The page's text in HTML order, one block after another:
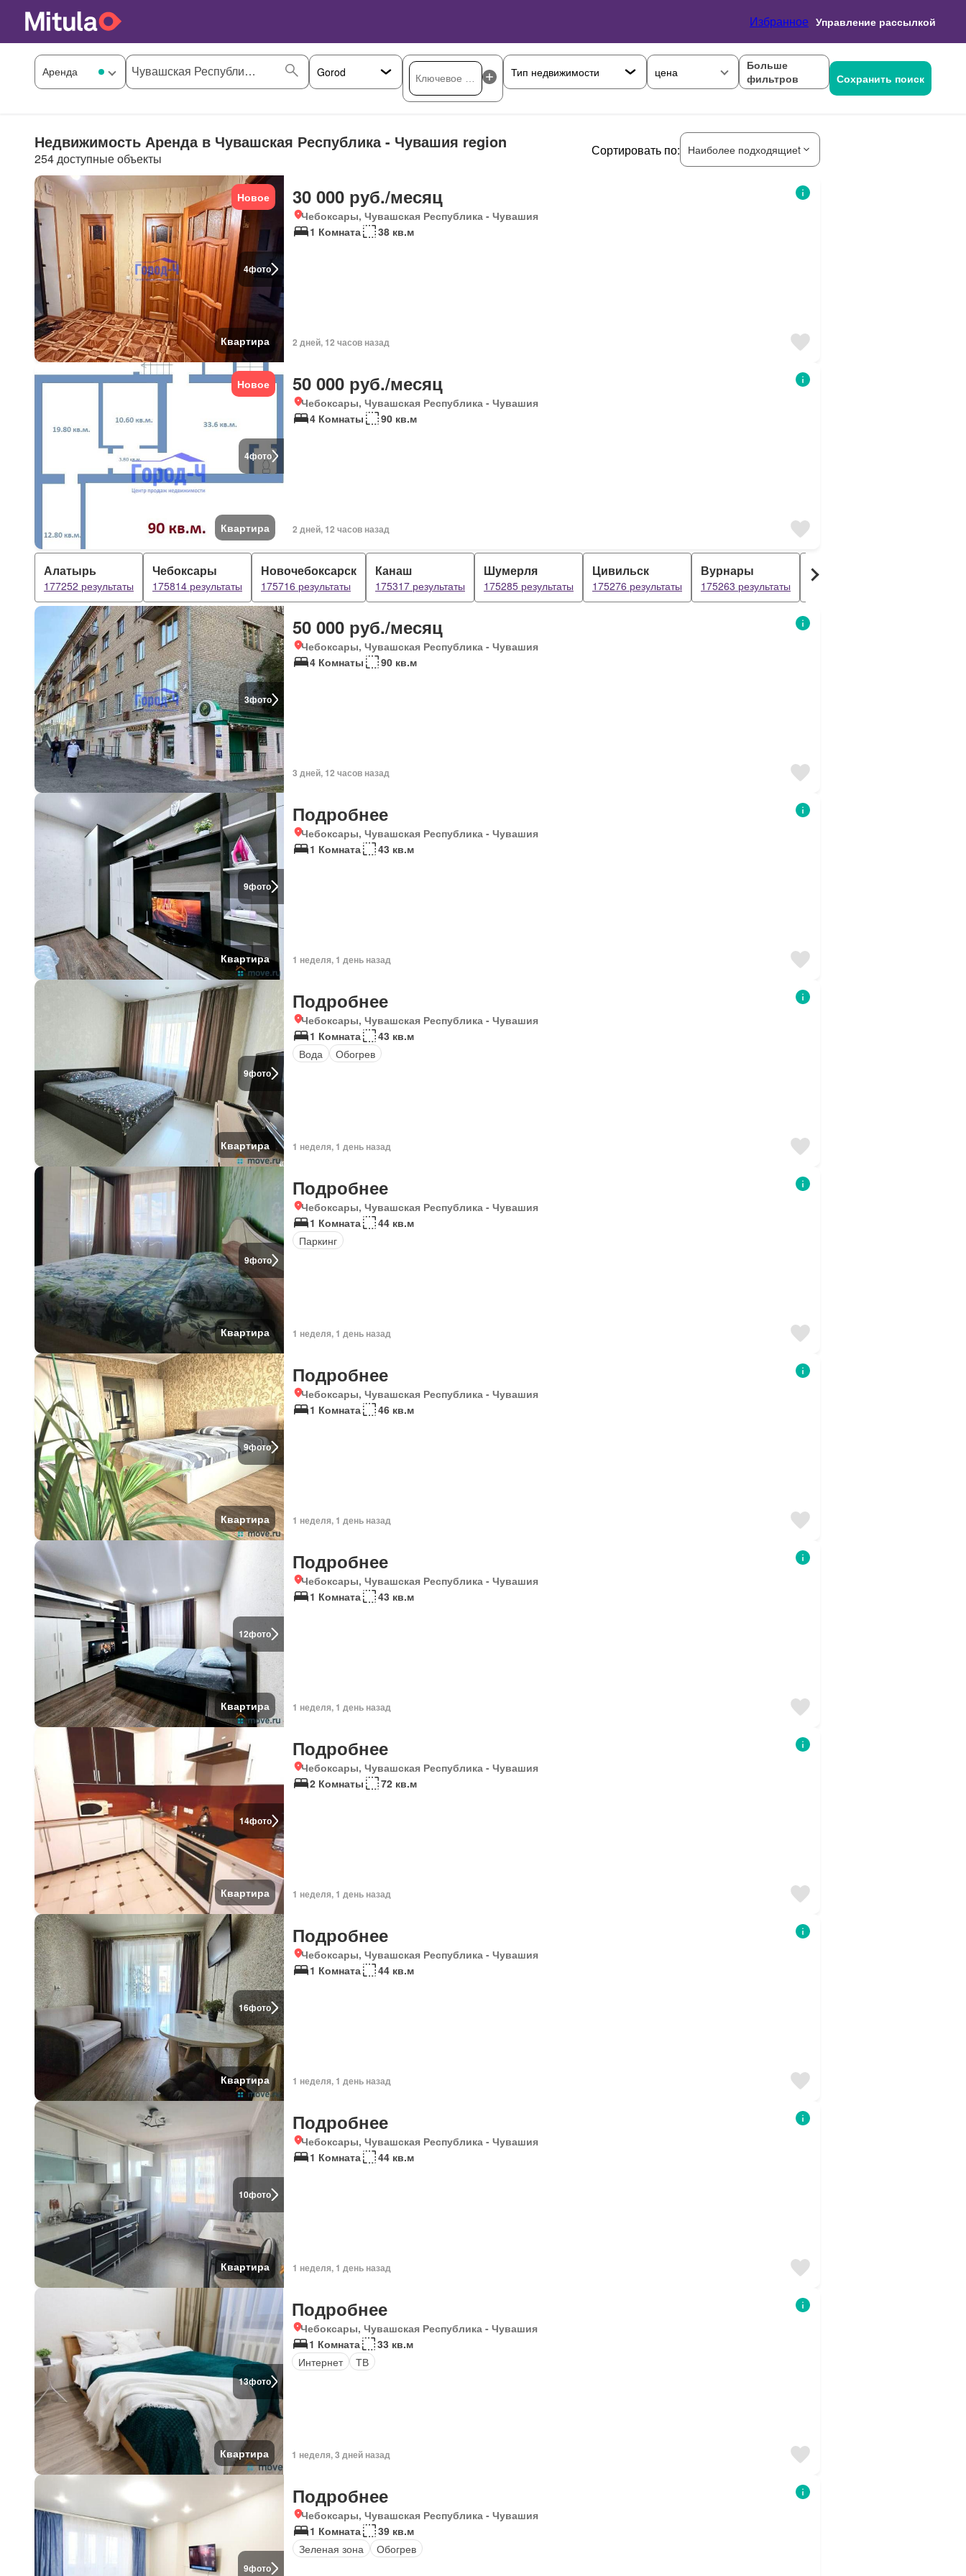
Избранное Управление рассылкой
цена
Больше
фильтров
Сохранить поиск
Недвижимость Аренда в Чувашская Республика - Чувашия region
254 доступные объекты
Сортировать по: Наиболее подходящиеt
4фото
Новое
Квартира
30 000 руб./месяц
Чебоксары, Чувашская Республика - Чувашия
1 Комната
38 кв.м
2 дней, 12 часов назад
4фото
Новое
Квартира
50 000 руб./месяц
Чебоксары, Чувашская Республика - Чувашия
4 Комнаты
90 кв.м
2 дней, 12 часов назад
Алатырь
177252 результаты
Чебоксары
175814 результаты
Новочебоксарск
175716 результаты
Канаш
175317 результаты
Шумерля
175285 результаты
Цивильск
175276 результаты
Вурнары
175263 результаты
Буинск
175263 результаты
3фото
50 000 руб./месяц
Чебоксары, Чувашская Республика - Чувашия
4 Комнаты
90 кв.м
3 дней, 12 часов назад
9фото
Квартира
Подробнее
Чебоксары, Чувашская Республика - Чувашия
1 Комната
43 кв.м
1 неделя, 1 день назад
9фото
Квартира
Подробнее
Чебоксары, Чувашская Республика - Чувашия
1 Комната
43 кв.м
Вода
Обогрев
1 неделя, 1 день назад
9фото
Квартира
Подробнее
Чебоксары, Чувашская Республика - Чувашия
1 Комната
44 кв.м
Паркинг
1 неделя, 1 день назад
9фото
Квартира
Подробнее
Чебоксары, Чувашская Республика - Чувашия
1 Комната
46 кв.м
1 неделя, 1 день назад
12фото
Квартира
Подробнее
Чебоксары, Чувашская Республика - Чувашия
1 Комната
43 кв.м
1 неделя, 1 день назад
14фото
Квартира
Подробнее
Чебоксары, Чувашская Республика - Чувашия
2 Комнаты
72 кв.м
1 неделя, 1 день назад
16фото
Квартира
Подробнее
Чебоксары, Чувашская Республика - Чувашия
1 Комната
44 кв.м
1 неделя, 1 день назад
10фото
Квартира
Подробнее
Чебоксары, Чувашская Республика - Чувашия
1 Комната
44 кв.м
1 неделя, 1 день назад
13фото
Квартира
Подробнее
Чебоксары, Чувашская Республика - Чувашия
1 Комната
33 кв.м
Интернет
ТВ
1 неделя, 3 дней назад
9фото
Подробнее
Чебоксары, Чувашская Республика - Чувашия
1 Комната
39 кв.м
Зеленая зона
Обогрев